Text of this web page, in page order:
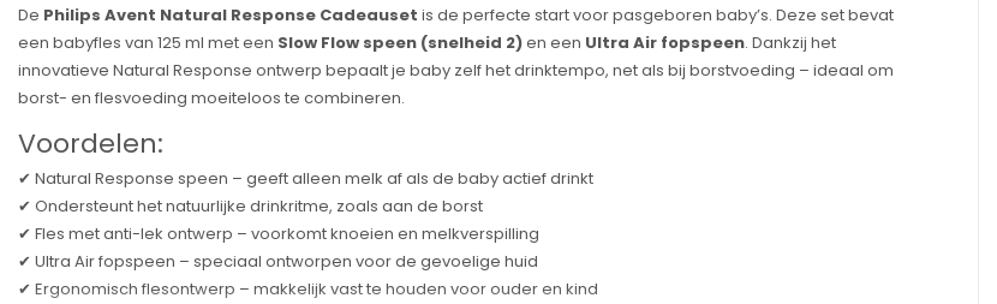
De Philips Avent Natural Response Cadeauset is de perfecte start voor pasgeboren baby’s. Deze set bevat
een babyfles van 125 ml met een Slow Flow speen (snelheid 2)en een Ultra Air fopspeen. Dankzij het
innovatieve Natural Response ontwerp bepaalt je baby zelf het drinktempo, net als bij borstvoeding – ideaal om
borst- en flesvoeding moeiteloos te combineren.
Voordelen:
✔ Natural Response speen – geeft alleen melk af als de baby actief drinkt
✔ Ondersteunt het natuurlijke drinkritme, zoals aan de borst
✔ Fles met anti-lek ontwerp – voorkomt knoeien en melkverspilling
✔ Ultra Air fopspeen – speciaal ontworpen voor de gevoelige huid
✔ Ergonomisch flesontwerp – makkelijk vast te houden voor ouder en kind